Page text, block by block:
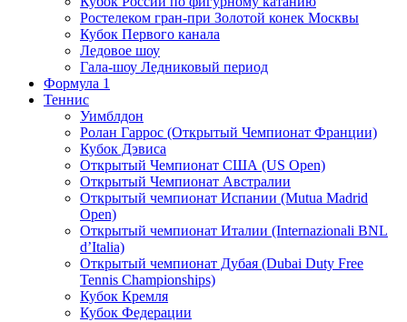
Ростелеком гран-при Золотой конек Москвы
Кубок Первого канала
Ледовое шоу
Гала-шоу Ледниковый период
Формула 1
Теннис
Уимблдон
Ролан Гаррос (Открытый Чемпионат Франции)
Кубок Дэвиса
Открытый Чемпионат США (US Open)
Открытый Чемпионат Австралии
Открытый чемпионат Испании (Mutua Madrid
Open)
Открытый чемпионат Италии (Internazionali BNL
d’Italia)
Открытый чемпионат Дубая (Dubai Duty Free
Tennis Championships)
Кубок Кремля
Кубок Федерации